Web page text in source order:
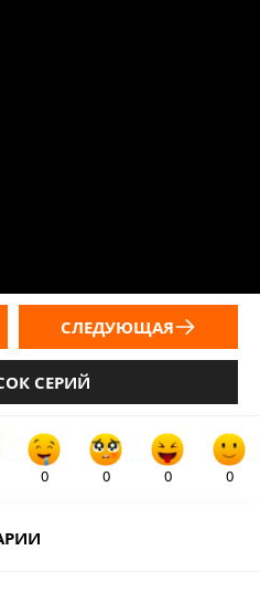
СЕРИЙ
СЛЕДУЮЩАЯ
0 0 0 0